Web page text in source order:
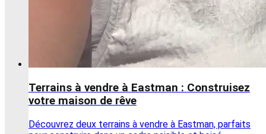
Terrains à vendre à Eastman : Construisez
votre maison de rêve
Découvrez deux terrains à vendre à Eastman, parfaits